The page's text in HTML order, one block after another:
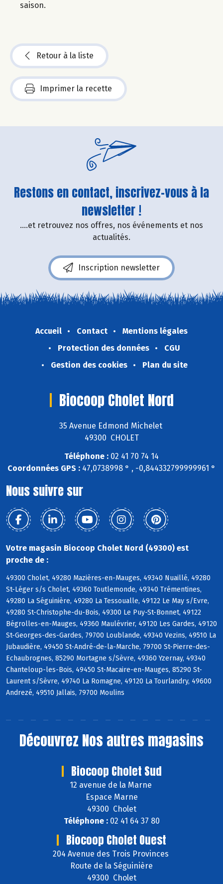
saison.
Retour à la liste
Imprimer la recette
Restons en contact, inscrivez-vous à la
newsletter !
....et retrouvez nos offres, nos événements et nos
actualités.
Inscription newsletter
Accueil Contact
Mentions légales
Protection des données
CGU
Gestion des cookies
Plan du site
Biocoop Cholet Nord
35 Avenue Edmond Michelet
49300 CHOLET
Téléphone : 02 41 70 74 14
Coordonnées GPS : 47,0738998 ° , -0,844332799999961 °
Nous suivre sur
Votre magasin Biocoop Cholet Nord (49300) est
proche de :
49300 Cholet, 49280 Mazières-en-Mauges, 49340 Nuaillé, 49280
St-Léger s/s Cholet, 49360 Toutlemonde, 49340 Trémentines,
49280 La Séguinière, 49280 La Tessoualle, 49122 Le May s/Evre,
49280 St-Christophe-du-Bois, 49300 Le Puy-St-Bonnet, 49122
Bégrolles-en-Mauges, 49360 Maulévrier, 49120 Les Gardes, 49120
St-Georges-des-Gardes, 79700 Loublande, 49340 Vezins, 49510 La
Jubaudière, 49450 St-André-de-la-Marche, 79700 St-Pierre-des-
Echaubrognes, 85290 Mortagne s/Sèvre, 49360 Yzernay, 49340
Chanteloup-les-Bois, 49450 St-Macaire-en-Mauges, 85290 St-
Laurent s/Sèvre, 49740 La Romagne, 49120 La Tourlandry, 49600
Andrezé, 49510 Jallais, 79700 Moulins
Découvrez Nos autres magasins
Biocoop Cholet Sud
12 avenue de la Marne
Espace Marne
49300 Cholet
Téléphone :02 41 64 37 80
Biocoop Cholet Ouest
204 Avenue des Trois Provinces
Route de la Séguinière
49300 Cholet